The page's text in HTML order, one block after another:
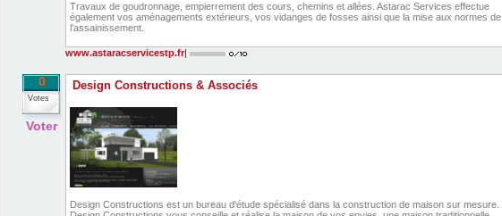
Travaux de goudronnage, empierrement des cours, chemins et allées. Astarac Services effectue
également vos aménagements extérieurs, vos vidanges de fosses ainsi que la mise aux normes de
l'assainissement.
www.astaracservicestp.fr|
0
Votes
Voter
Design Constructions & Associés
Design Constructions est un bureau d'étude spécialisé dans la construction de maison sur mesure.